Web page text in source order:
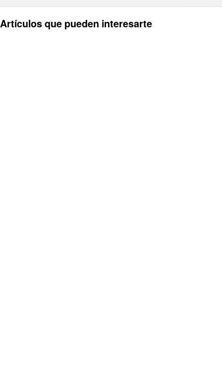
Artículos que pueden interesarte